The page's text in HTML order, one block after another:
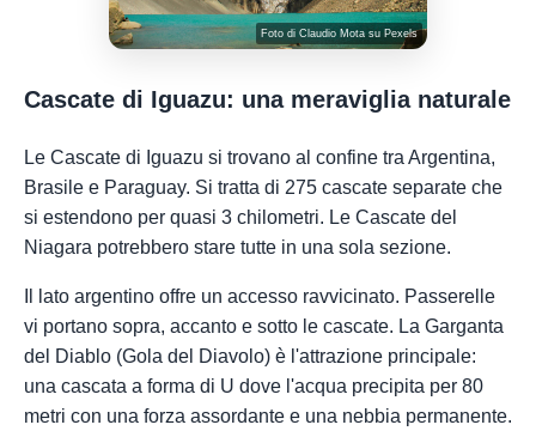
Foto di Claudio Motasu Pexels
Cascate di Iguazu: una meraviglia naturale
Le Cascate di Iguazu si trovano al confine tra Argentina,
Brasile e Paraguay. Si tratta di 275 cascate separate che
si estendono per quasi 3 chilometri. Le Cascate del
Niagara potrebbero stare tutte in una sola sezione.
Il lato argentino offre un accesso ravvicinato. Passerelle
vi portano sopra, accanto e sotto le cascate. La Garganta
del Diablo (Gola del Diavolo) è l'attrazione principale:
una cascata a forma di U dove l'acqua precipita per 80
metri con una forza assordante e una nebbia permanente.